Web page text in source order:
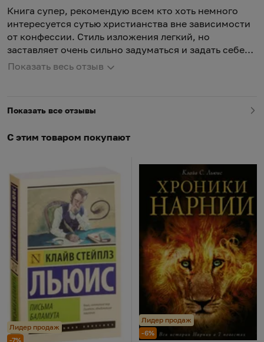
Книга супер, рекомендую всем кто хоть немного
интересуется сутью христианства вне зависимости
от конфессии. Стиль изложения легкий, но
заставляет очень сильно задуматься и задать себе
вопросы.
Показать весь отзыв
Показать все отзывы
С этим товаром покупают
Лидер продаж
-7%
Лидер продаж
-6%